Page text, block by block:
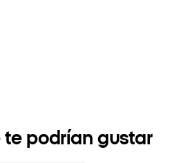
podrían gustar